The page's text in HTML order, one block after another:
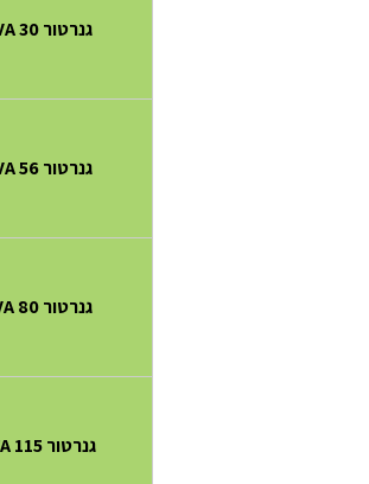
גנרטור 30 KVA
גנרטור 56 KVA
גנרטור 80 KVA
גנרטור 115 KVA